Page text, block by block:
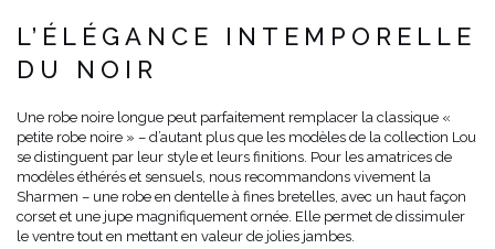
L’ÉLÉGANCE INTEMPORELLE
DU NOIR
Une robe noire longue peut parfaitement remplacer la classique «
petite robe noire » – d’autant plus que les modèles de la collection Lou
se distinguent par leur style et leurs finitions. Pour les amatrices de
modèles éthérés et sensuels, nous recommandons vivement la
Sharmen – une robe en dentelle à fines bretelles, avec un haut façon
corset et une jupe magnifiquement ornée. Elle permet de dissimuler
le ventre tout en mettant en valeur de jolies jambes.